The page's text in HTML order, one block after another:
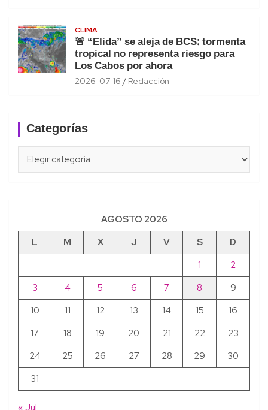
CLIMA
🚨 “Elida” se aleja de BCS: tormenta
tropical no representa riesgo para
Los Cabos por ahora
2026-07-16 Redacción
Categorías
AGOSTO 2026
L
M X J V S
D
1
2
3
4 5 6 7 8
9
10
11 12 13 14 15
16
17
18 19 20 21 22
23
24
25 26 27 28 29
30
31
« Jul